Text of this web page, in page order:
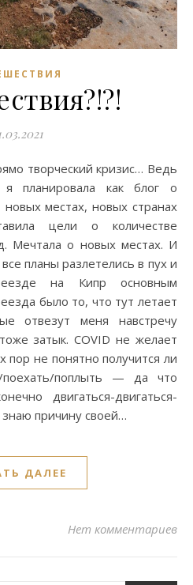
я планировала как блог о
новых местах, новых странах
цели о количестве
Мечтала о новых местах. И
планы разлетелись в пух и
на Кипр основным
было то, что тут летает
отвезут меня навстречу
затык. COVID не желает
пор не понятно получится ли
поплыть — да что
двигаться-двигаться-
знаю причину своей…
ДАЛЕЕ
Нет комментариев